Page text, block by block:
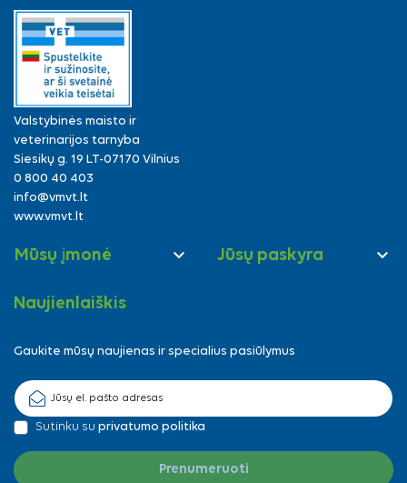
Valstybinės maisto ir
veterinarijos tarnyba
Siesikų g. 19 LT-07170 Vilnius
0 800 40 403
info@vmvt.lt
www.vmvt.lt
Mūsų įmonė  Jūsų paskyra 
Naujienlaiškis
Gaukite mūsų naujienas ir specialius pasiūlymus
Sutinku su privatumo politika